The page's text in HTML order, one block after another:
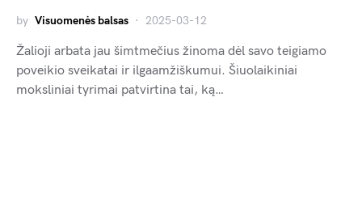
by Visuomenės balsas 2025-03-12
Žalioji arbata jau šimtmečius žinoma dėl savo teigiamo
poveikio sveikatai ir ilgaamžiškumui. Šiuolaikiniai
moksliniai tyrimai patvirtina tai, ką…